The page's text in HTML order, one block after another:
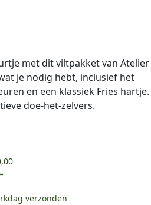
met dit viltpakket van Atelier
je nodig hebt, inclusief het
en een klassiek Fries hartje.
doe-het-zelvers.
verzonden